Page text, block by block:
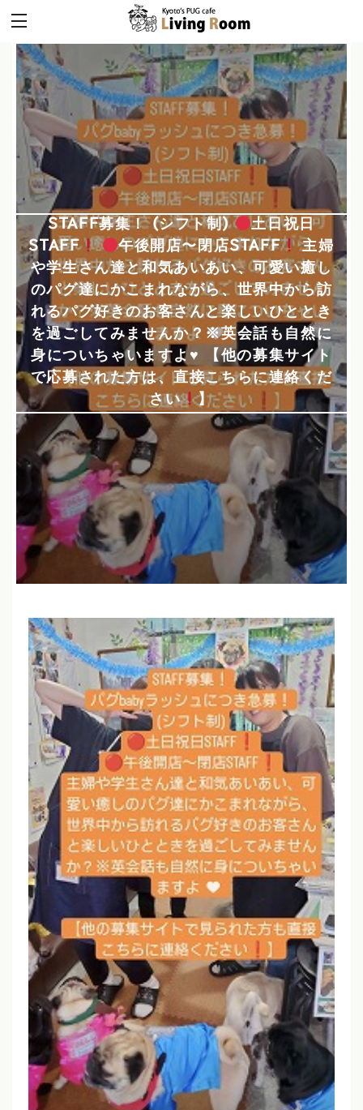
STAFF募集！ (シフト制)
土日祝日
STAFF
午後開店〜閉店STAFF
主婦
や学生さん達と和気あいあい、可愛い癒し
のパグ達にかこまれながら、世界中から訪
れるパグ好きのお客さんと楽しいひととき
を過ごしてみませんか？※英会話も自然に
身についちゃいますよ ♥
【他の募集サイト
で応募された方は、直接こちらに連絡くだ
さい
】